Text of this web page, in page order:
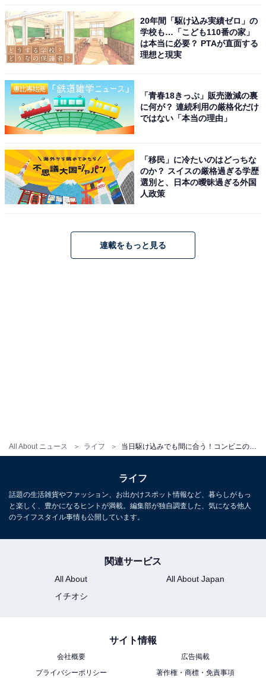
All About ニュース ライフ
「セブンプレミアム ティラミスケーキ4号」（税込699円）。みんな大好
一方、大きめ個食ケーキは今年初めての試みで、「セブ
ンプレミアム ティラミスケーキ4号」（税込699円）、
「セブンプレミアム カマンベールチーズスフレケーキ
ア・ラ・モード」（税込888円）の3品が登場します（す
べて全国で発売）。チョコやイチゴなど味のバリエーシ
「Xmasスペシャル プリン・ア・ラ・モード」（税込888円）。「エグロ
ワイヤル®」を使用したカスタードババロアに、プリンや果肉感のある苺ソ
20年間「駆け込み実績ゼロ」の
学校も…「こども110番の家」
は本当に必要？ PTAが直面する
理想と現実
「青春18きっぷ」販売激減の裏
に何が？ 連続利用の厳格化だけ
ではない「本当の理由」
「移民」に冷たいのはどっちな
のか？ スイスの厳格過ぎる学歴
選別と、日本の曖昧過ぎる外国
人政策
連載をもっと見る
ライフ
話題の生活雑貨やファッション、お出かけスポット情報など、暮らしがもっ
と楽しく、豊かになるヒントが満載。編集部が独自調査した、気になる他人
のライフスタイル事情も公開しています。
関連サービス
All About
All About Japan
イチオシ
サイト情報
会社概要
広告掲載
プライバシーポリシー
著作権・商標・免責事項